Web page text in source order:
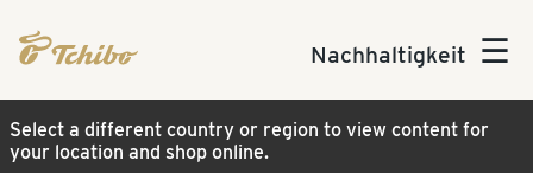
Nachhaltigkeit ☰
Select a different country or region to view content for
your location and shop online.